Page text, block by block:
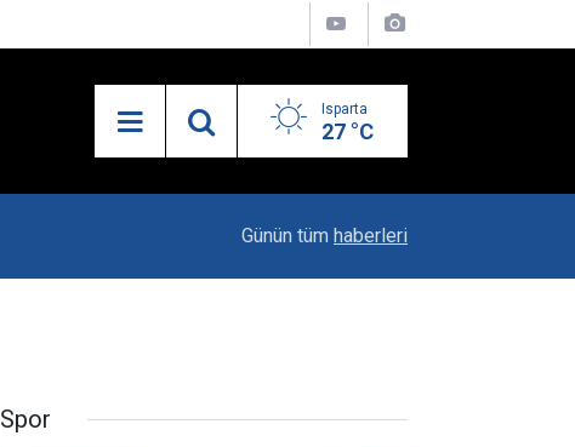
Isparta
27 °C
Şişede Durduğu Gibi Durmadı
Günün tüm haberleri
Spor